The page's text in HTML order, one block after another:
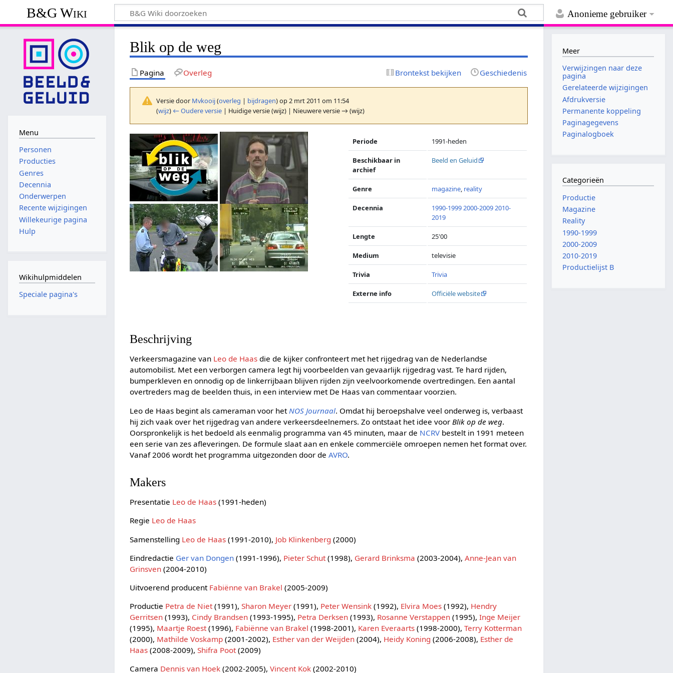
Anonieme gebruiker
B&G Wiki
Blik op de weg
Pagina Overleg Brontekst bekijken Geschiedenis
Versie door Mvkooij(overleg | bijdragen)op 2 mrt 2011 om 11:54
(wijz) ← Oudere versie | Huidige versie (wijz) | Nieuwere versie → (wijz)
Periode 1991-heden
Beschikbaar in
archief
Beeld en Geluid
Genre magazine, reality
Decennia 1990-19992000-20092010-
2019
Lengte 25'00
Medium televisie
Trivia Trivia
Externe info Officiële website
Beschrijving
Verkeersmagazine van Leo de Haas die de kijker confronteert met het rijgedrag van de Nederlandse
automobilist. Met een verborgen camera legt hij voorbeelden van gevaarlijk rijgedrag vast. Te hard rijden,
bumperkleven en onnodig op de linkerrijbaan blijven rijden zijn veelvoorkomende overtredingen. Een aantal
overtreders mag de beelden thuis, in een interview met De Haas van commentaar voorzien.
Leo de Haas begint als cameraman voor het NOS Journaal. Omdat hij beroepshalve veel onderweg is, verbaast
hij zich vaak over het rijgedrag van andere verkeersdeelnemers. Zo ontstaat het idee voor Blik op de weg.
Oorspronkelijk is het bedoeld als eenmalig programma van 45 minuten, maar de NCRV bestelt in 1991 meteen
een serie van zes afleveringen. De formule slaat aan en enkele commerciële omroepen nemen het format over.
Vanaf 2006 wordt het programma uitgezonden door deAVRO.
Makers
Presentatie Leo de Haas (1991-heden)
Regie Leo de Haas
Samenstelling Leo de Haas (1991-2010), Job Klinkenberg (2000)
Eindredactie Ger van Dongen (1991-1996), Pieter Schut (1998), Gerard Brinksma (2003-2004),Anne-Jean van
Grinsven (2004-2010)
Uitvoerend producent Fabiënne van Brakel (2005-2009)
Productie Petra de Niet(1991),Sharon Meyer (1991), Peter Wensink (1992), Elvira Moes (1992), Hendry
Gerritsen (1993), Cindy Brandsen (1993-1995), Petra Derksen (1993), Rosanne Verstappen (1995),Inge Meijer
(1995), Maartje Roest(1996), Fabiënne van Brakel (1998-2001), Karen Everaarts (1998-2000),Terry Kotterman
(2000), Mathilde Voskamp (2001-2002), Esther van der Weijden (2004), Heidy Koning (2006-2008), Esther de
Haas (2008-2009),Shifra Poot(2009)
Camera Dennis van Hoek (2002-2005),Vincent Kok (2002-2010)
Menu
Personen
Producties
Genres
Decennia
Onderwerpen
Recente wijzigingen
Willekeurige pagina
Hulp
Wikihulpmiddelen
Speciale pagina's
Meer
Verwijzingen naar deze
pagina
Gerelateerde wijzigingen
Afdrukversie
Permanente koppeling
Paginagegevens
Paginalogboek
Categorieën
Productie
Magazine
Reality
1990-1999
2000-2009
2010-2019
Productielijst B